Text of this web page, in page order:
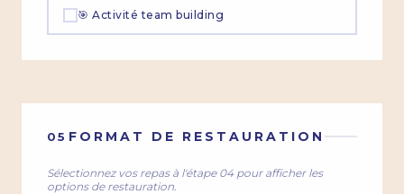
🎯 Activité team building
05 FORMAT DE RESTAURATION
Sélectionnez vos repas à l'étape 04 pour afficher les
options de restauration.